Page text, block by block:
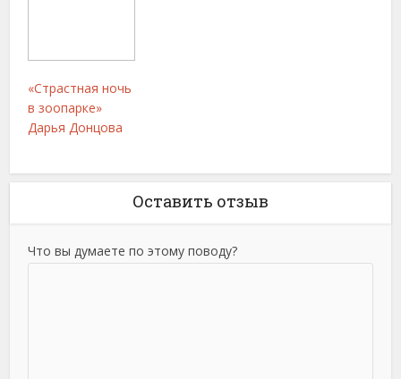
«Страстная ночь
в зоопарке»
Дарья Донцова
Оставить отзыв
Что вы думаете по этому поводу?